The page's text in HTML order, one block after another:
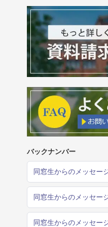
バックナンバー
同窓生からのメッセー
同窓生からのメッセー
同窓生からのメッセー